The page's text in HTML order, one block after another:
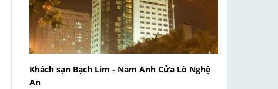
Khách sạn Bạch Lim - Nam Anh Cửa Lò Nghệ
An